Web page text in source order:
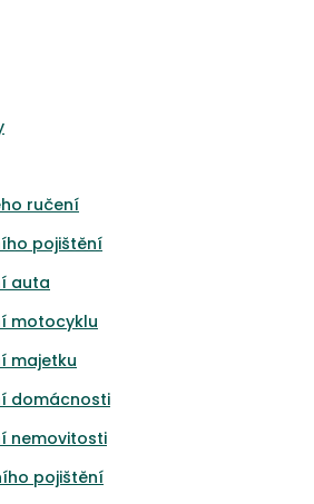
ručení
pojištění
auta
motocyklu
majetku
domácnosti
nemovitosti
pojištění